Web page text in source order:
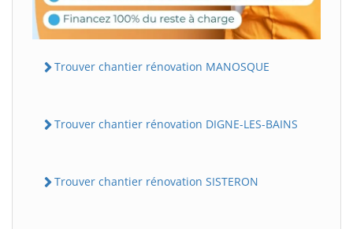
Trouver chantier rénovation MANOSQUE
Trouver chantier rénovation DIGNE-LES-BAINS
Trouver chantier rénovation SISTERON